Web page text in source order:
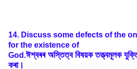
14. Discuss some defects of the
for the existence of
God.ঈশ্বৰৰ অস্তিত্ব বিষয়ক তত্ত্বমূলক
কৰা।